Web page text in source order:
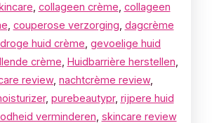
collageen crème collageen
couperose verzorging dagcrème
droge huid crème gevoelige huid
crème Huidbarrière herstellen
review, nachtcrème review,
, purebeautypr, rijpere huid
verminderen skincare review